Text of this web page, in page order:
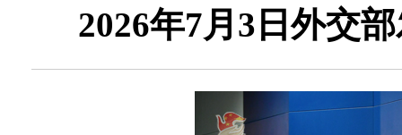
2026年7月3日外交